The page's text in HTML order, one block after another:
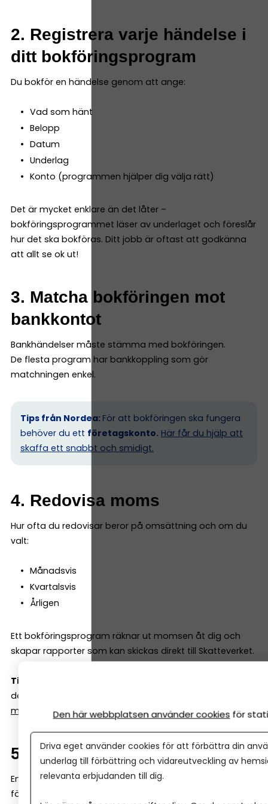
2. Registrera varje händelse i
ditt bokföringsprogram
Du bokför en händelse genom att ange:
Vad som hänt
Belopp
Datum
Underlag
Konto (programmen hjälper dig välja rätt)
Det är mycket enklare än det låter –
bokföringsprogrammet läser av underlaget och föreslår
hur det ska bokföras. Ditt jobb är oftast att godkänna
att allt se ok ut!
3. Matcha bokföringen mot
bankkontot
Bankhändelser måste stämma med bokföringen.
De flesta program har bankkoppling som gör
matchningen enkel.
Tips från Nordea: För att bokföringen ska fungera
behöver du ett företagskonto. Här får du hjälp att
skaffa ett snabbt och smidigt.
4. Redovisa moms
Hur ofta du redovisar beror på omsättning och om du
valt:
Månadsvis
Kvartalsvis
Årligen
Ett bokföringsprogram räknar ut momsen åt dig och
skapar rapporter som kan skickas direkt till Skatteverket.
Tips!
det blir – både framlänges och baklänges.
momskalkyl här.
5. Avsluta perioden
En “period” i bokföringen är ofta en månad (många
företag redovisar moms varje månad eller kvartal, och
Den här webbplatsen använder cookies för
Driva eget använder cookies för att förbättra din
underlag till förbättring och vidareutveckling av
relevanta erbjudanden till dig.